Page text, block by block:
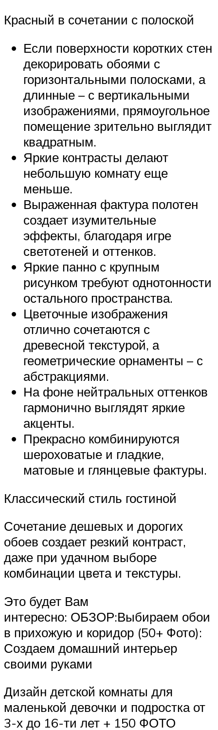
Красный в сочетании с полоской
Если поверхности коротких стен
декорировать обоями с
горизонтальными полосками, а
длинные – с вертикальными
изображениями, прямоугольное
помещение зрительно выглядит
квадратным.
Яркие контрасты делают
небольшую комнату еще
меньше.
Выраженная фактура полотен
создает изумительные
эффекты, благодаря игре
светотеней и оттенков.
Яркие панно с крупным
рисунком требуют однотонности
остального пространства.
Цветочные изображения
отлично сочетаются с
древесной текстурой, а
геометрические орнаменты – с
абстракциями.
На фоне нейтральных оттенков
гармонично выглядят яркие
акценты.
Прекрасно комбинируются
шероховатые и гладкие,
матовые и глянцевые фактуры.
Классический стиль гостиной
Сочетание дешевых и дорогих
обоев создает резкий контраст,
даже при удачном выборе
комбинации цвета и текстуры.
Это будет Вам
интересно: ОБЗОР:Выбираем обои
в прихожую и коридор (50+ Фото):
Создаем домашний интерьер
своими руками
Дизайн детской комнаты для
маленькой девочки и подростка от
3-х до 16-ти лет + 150 ФОТО